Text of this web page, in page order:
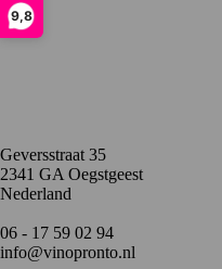
9,8
Geversstraat 35
2341 GA Oegstgeest
Nederland
06 - 17 59 02 94
info@vinopronto.nl